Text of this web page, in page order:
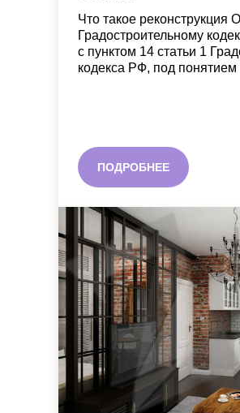
Что такое реконструкция
Градостроительному
с пунктом 14 статьи 1
кодекса РФ, под
ПОДРОБНЕЕ